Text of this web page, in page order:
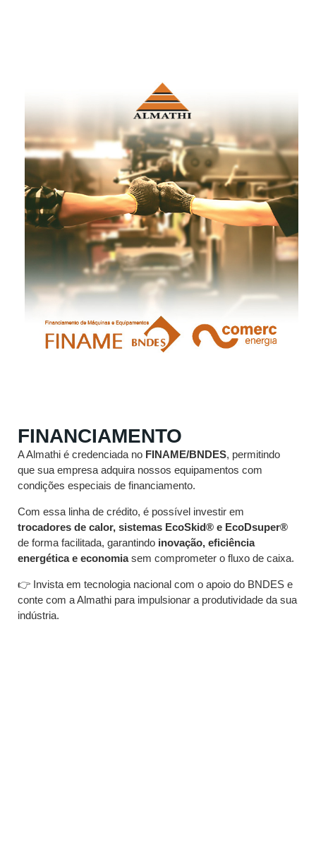
FINANCIAMENTO
A Almathi é credenciada no FINAME/BNDES, permitindo
que sua empresa adquira nossos equipamentos com
condições especiais de financiamento.
Com essa linha de crédito, é possível investir em
trocadores de calor, sistemas EcoSkid® e EcoDsuper®
de forma facilitada, garantindo inovação, eficiência
energética e economiasem comprometer o fluxo de caixa.
👉 Invista em tecnologia nacional com o apoio do BNDES e
conte com a Almathi para impulsionar a produtividade da sua
indústria.